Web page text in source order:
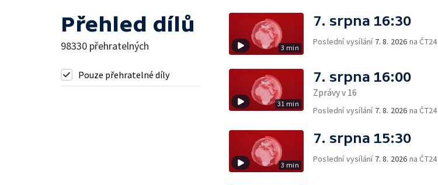
Přehled dílů
98330 přehratelných
Pouze přehratelné díly
3 min
7. srpna 16:30
Poslední vysílání 7. 8. 2026 na ČT24
31 min
7. srpna 16:00
Zprávy v 16
Poslední vysílání 7. 8. 2026 na ČT24
3 min
7. srpna 15:30
Poslední vysílání 7. 8. 2026 na ČT24